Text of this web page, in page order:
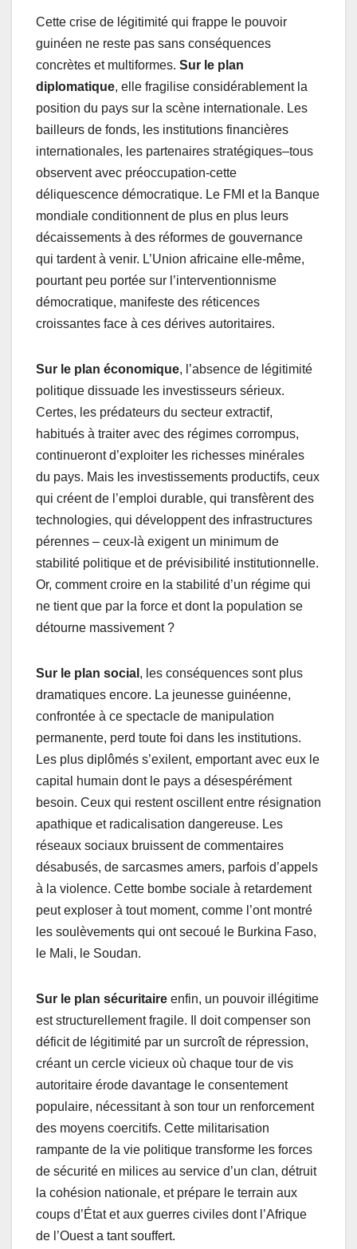
Cette crise de légitimité qui frappe le pouvoir
guinéen ne reste pas sans conséquences
concrètes et multiformes. Sur le plan
diplomatique, elle fragilise considérablement la
position du pays sur la scène internationale. Les
bailleurs de fonds, les institutions financières
internationales, les partenaires stratégiques–tous
observent avec préoccupation-cette
déliquescence démocratique. Le FMI et la Banque
mondiale conditionnent de plus en plus leurs
décaissements à des réformes de gouvernance
qui tardent à venir. L’Union africaine elle-même,
pourtant peu portée sur l’interventionnisme
démocratique, manifeste des réticences
croissantes face à ces dérives autoritaires.
Sur le plan économique, l’absence de légitimité
politique dissuade les investisseurs sérieux.
Certes, les prédateurs du secteur extractif,
habitués à traiter avec des régimes corrompus,
continueront d’exploiter les richesses minérales
du pays. Mais les investissements productifs, ceux
qui créent de l’emploi durable, qui transfèrent des
technologies, qui développent des infrastructures
pérennes – ceux-là exigent un minimum de
stabilité politique et de prévisibilité institutionnelle.
Or, comment croire en la stabilité d’un régime qui
ne tient que par la force et dont la population se
détourne massivement ?
Sur le plan social , les conséquences sont plus
dramatiques encore. La jeunesse guinéenne,
confrontée à ce spectacle de manipulation
permanente, perd toute foi dans les institutions.
Les plus diplômés s’exilent, emportant avec eux le
capital humain dont le pays a désespérément
besoin. Ceux qui restent oscillent entre résignation
apathique et radicalisation dangereuse. Les
réseaux sociaux bruissent de commentaires
désabusés, de sarcasmes amers, parfois d’appels
à la violence. Cette bombe sociale à retardement
peut exploser à tout moment, comme l’ont montré
les soulèvements qui ont secoué le Burkina Faso,
le Mali, le Soudan.
Sur le plan sécuritaire enfin, un pouvoir illégitime
est structurellement fragile. Il doit compenser son
déficit de légitimité par un surcroît de répression,
créant un cercle vicieux où chaque tour de vis
autoritaire érode davantage le consentement
populaire, nécessitant à son tour un renforcement
des moyens coercitifs. Cette militarisation
rampante de la vie politique transforme les forces
de sécurité en milices au service d’un clan, détruit
la cohésion nationale, et prépare le terrain aux
coups d’État et aux guerres civiles dont l’Afrique
de l’Ouest a tant souffert.